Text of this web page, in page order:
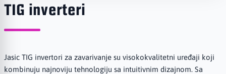
TIG inverteri
Jasic TIG invertori za zavarivanje su visokokvalitetni uređaji koji
kombinuju najnoviju tehnologiju sa intuitivnim dizajnom. Sa